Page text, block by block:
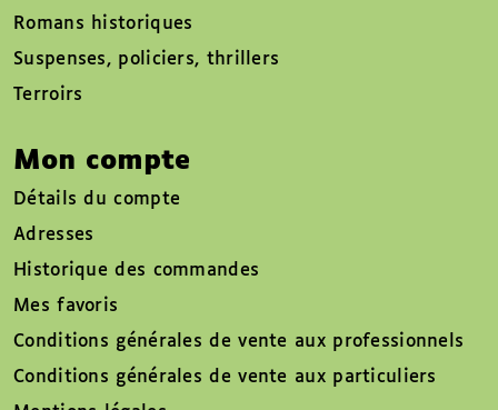
Romans historiques
Suspenses, policiers, thrillers
Terroirs
Mon compte
Détails du compte
Adresses
Historique des commandes
Mes favoris
Conditions générales de vente aux professionnels
Conditions générales de vente aux particuliers